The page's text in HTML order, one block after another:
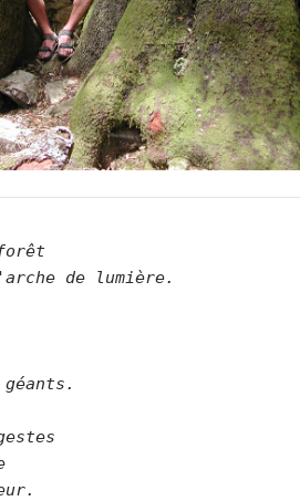
forêt
l'arche de lumière.
géants.
gestes